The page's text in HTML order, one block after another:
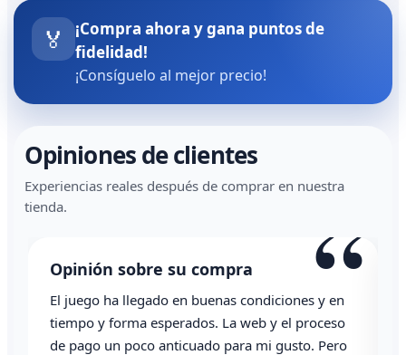
🏅
¡Compra ahora y gana puntos de
fidelidad!
¡Consíguelo al mejor precio!
Opiniones de clientes
Experiencias reales después de comprar en nuestra
tienda.
“
Opinión sobre su compra
El juego ha llegado en buenas condiciones y en
tiempo y forma esperados. La web y el proceso
de pago un poco anticuado para mi gusto. Pero